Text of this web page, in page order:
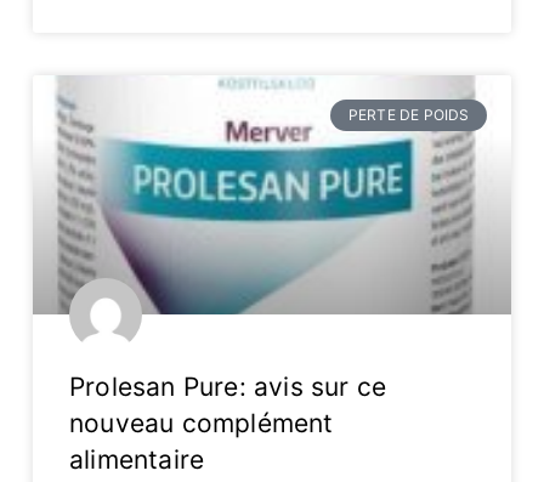
PERTE DE POIDS
Prolesan Pure: avis sur ce
nouveau complément
alimentaire